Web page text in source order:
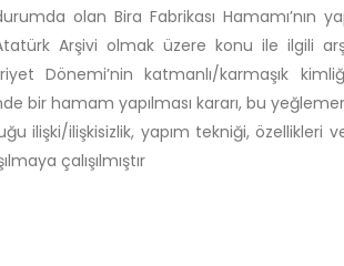
olan Bira Fabrikası Hamamı’nın
Arşivi olmak üzere konu ile ilgili
Dönemi’nin katmanlı/karmaşık
bir hamam yapılması kararı, bu
ilişki/ilişkisizlik, yapım tekniği,
çalışılmıştır